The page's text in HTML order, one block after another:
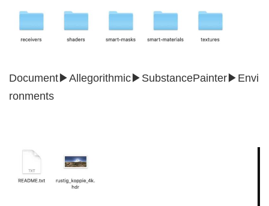
Document▶︎Allegorithmic▶︎SubstancePainter▶︎Envi
ronments